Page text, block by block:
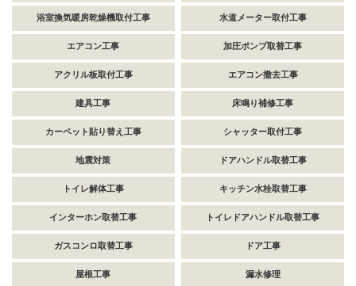
浴室換気暖房乾燥機取付工事 水道メーター取付工事
エアコン工事 加圧ポンプ取替工事
アクリル板取付工事 エアコン撤去工事
建具工事 床鳴り補修工事
カーペット貼り替え工事 シャッター取付工事
地震対策 ドアハンドル取替工事
トイレ解体工事 キッチン水栓取替工事
インターホン取替工事 トイレドアハンドル取替工事
ガスコンロ取替工事 ドア工事
屋根工事 漏水修理